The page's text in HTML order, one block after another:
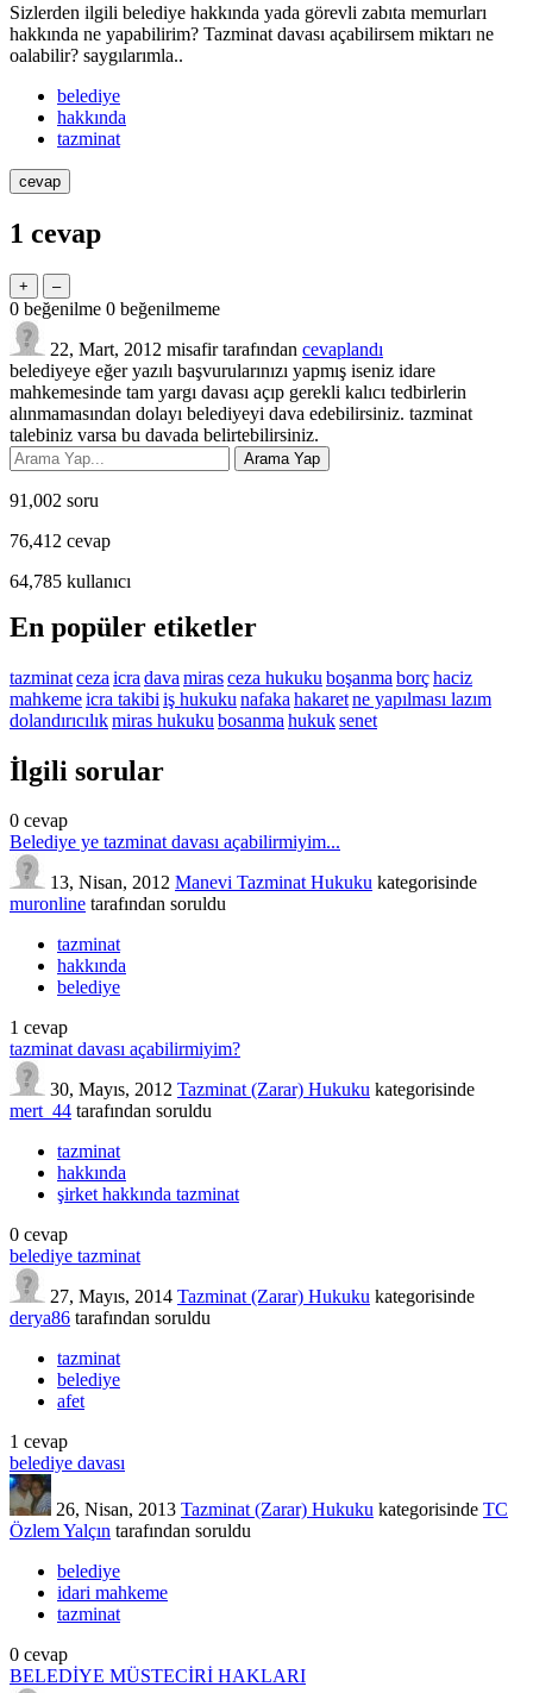
Sizlerden ilgili belediye hakkında yada görevli zabıta memurları
hakkında ne yapabilirim? Tazminat davası açabilirsem miktarı ne
oalabilir? saygılarımla..
belediye
hakkında
tazminat
1 cevap
0 beğenilme 0 beğenilmeme
22, Mart, 2012 misafir tarafından cevaplandı
belediyeye eğer yazılı başvurularınızı yapmış iseniz idare
mahkemesinde tam yargı davası açıp gerekli kalıcı tedbirlerin
alınmamasından dolayı belediyeyi dava edebilirsiniz. tazminat
talebiniz varsa bu davada belirtebilirsiniz.
91,002 soru
76,412 cevap
64,785 kullanıcı
En popüler etiketler
tazminatceza icra dava mirasceza hukuku boşanma borçhaciz
mahkemeicra takibi iş hukuku nafaka hakaretne yapılması lazım
dolandırıcılıkmiras hukuku bosanma hukuksenet
İlgili sorular
0 cevap
Belediye ye tazminat davası açabilirmiyim...
13, Nisan, 2012 Manevi Tazminat Hukuku kategorisinde
muronline tarafından soruldu
tazminat
hakkında
belediye
1 cevap
tazminat davası açabilirmiyim?
30, Mayıs, 2012 Tazminat (Zarar) Hukuku kategorisinde
mert_44 tarafından soruldu
tazminat
hakkında
şirket hakkında tazminat
0 cevap
belediye tazminat
27, Mayıs, 2014 Tazminat (Zarar) Hukuku kategorisinde
derya86 tarafından soruldu
tazminat
belediye
afet
1 cevap
belediye davası
26, Nisan, 2013 Tazminat (Zarar) Hukuku kategorisinde TC
Özlem Yalçın tarafından soruldu
belediye
idari mahkeme
tazminat
0 cevap
BELEDİYE MÜSTECİRİ HAKLARI